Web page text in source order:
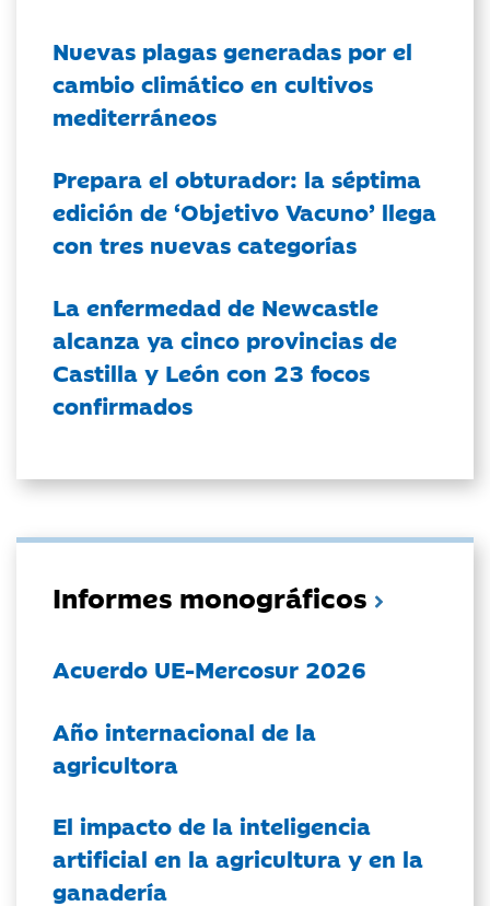
Nuevas plagas generadas por el
cambio climático en cultivos
mediterráneos
Prepara el obturador: la séptima
edición de ‘Objetivo Vacuno’ llega
con tres nuevas categorías
La enfermedad de Newcastle
alcanza ya cinco provincias de
Castilla y León con 23 focos
confirmados
Informes monográficos
Acuerdo UE-Mercosur 2026
Año internacional de la
agricultora
El impacto de la inteligencia
artificial en la agricultura y en la
ganadería